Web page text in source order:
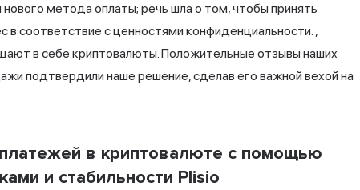
нового метода оплаты; речь шла о том, чтобы принять
в соответствие с ценностями конфиденциальности. ,
в себе криптовалюты. Положительные отзывы наших
подтвердили наше решение, сделав его важной вехой на
в криптовалюте с помощью
и стабильности Plisio